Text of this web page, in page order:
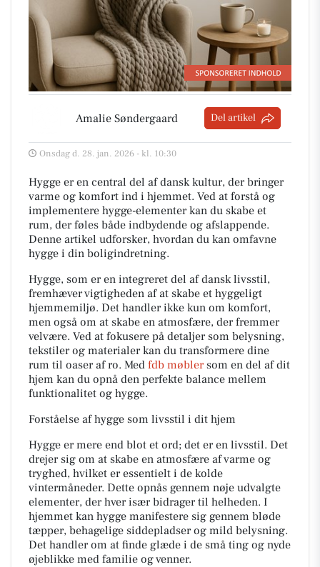
Amalie Søndergaard Del artikel
Onsdag d. 28. jan. 2026 - kl. 10:30
Hygge er en central del af dansk kultur, der bringer
varme og komfort ind i hjemmet. Ved at forstå og
implementere hygge-elementer kan du skabe et
rum, der føles både indbydende og afslappende.
Denne artikel udforsker, hvordan du kan omfavne
hygge i din boligindretning.
Hygge, som er en integreret del af dansk livsstil,
fremhæver vigtigheden af at skabe et hyggeligt
hjemmemiljø. Det handler ikke kun om komfort,
men også om at skabe en atmosfære, der fremmer
velvære. Ved at fokusere på detaljer som belysning,
tekstiler og materialer kan du transformere dine
rum til oaser af ro. Med fdb møblersom en del af dit
hjem kan du opnå den perfekte balance mellem
funktionalitet og hygge.
Forståelse af hygge som livsstil i dit hjem
Hygge er mere end blot et ord; det er en livsstil. Det
drejer sig om at skabe en atmosfære af varme og
tryghed, hvilket er essentielt i de kolde
vintermåneder. Dette opnås gennem nøje udvalgte
elementer, der hver især bidrager til helheden. I
hjemmet kan hygge manifestere sig gennem bløde
tæpper, behagelige siddepladser og mild belysning.
Det handler om at finde glæde i de små ting og nyde
øjeblikke med familie og venner.